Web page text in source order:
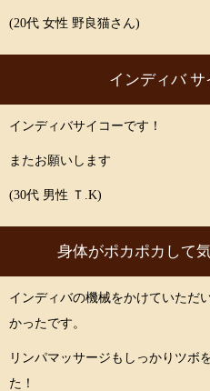
(20代 女性 野良猫さん)
インディバ サ
インディバサイコーです！
またお願いします
(30代 男性 Ｔ.K)
身体がポカポカして
インディバの機械をかけていただ
かったです。
リンパマッサージもしっかりツボ
た！